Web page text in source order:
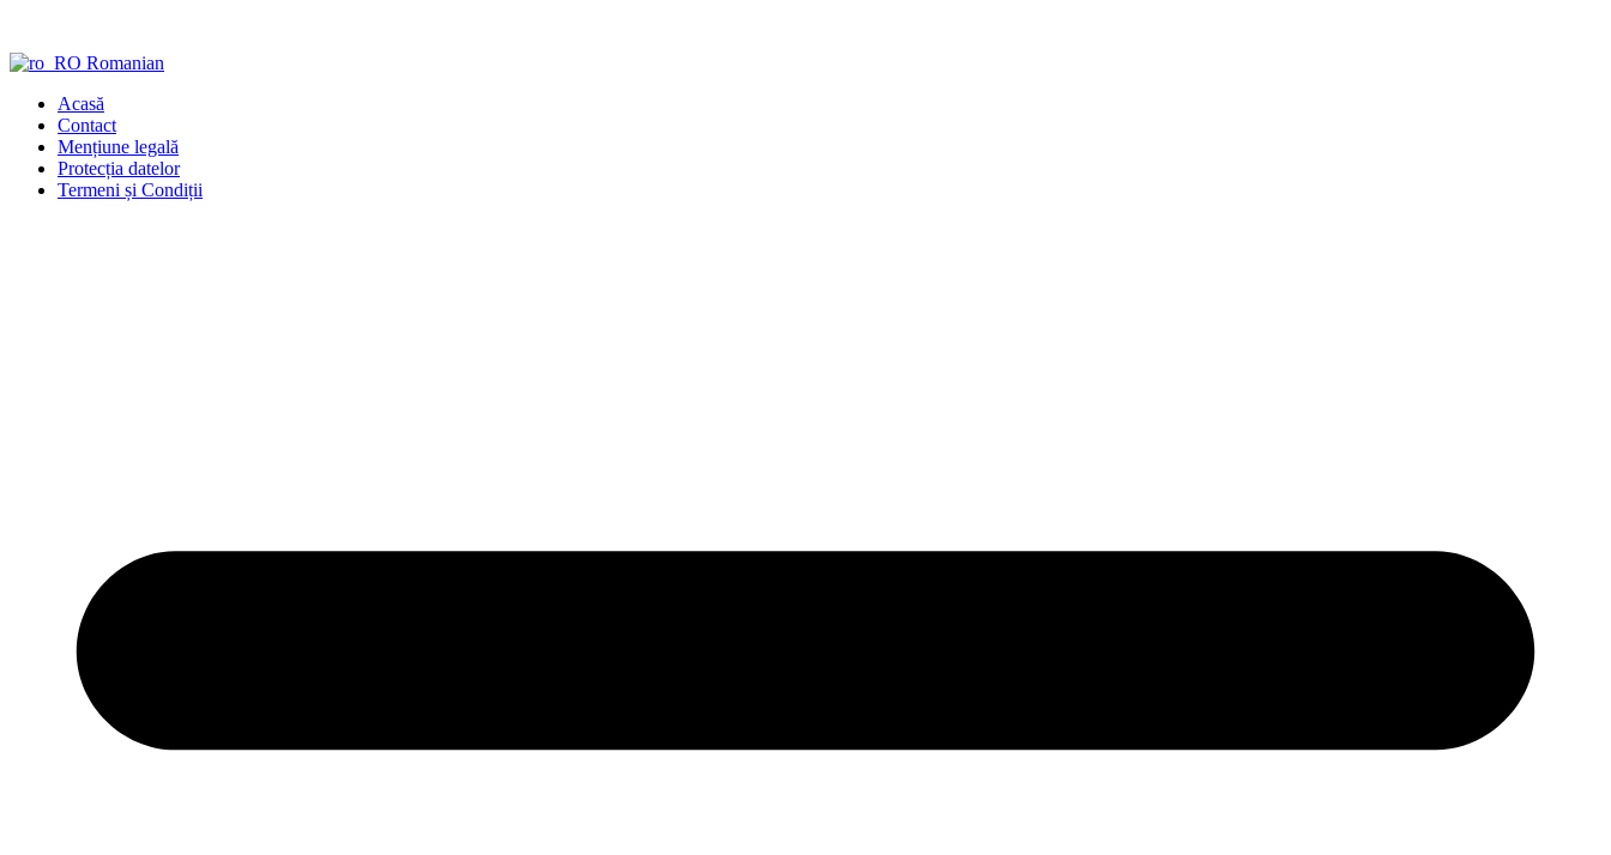
conținut
Romanian
Acasă
Contact
Mențiune legală
Protecția datelor
Termeni și Condiții